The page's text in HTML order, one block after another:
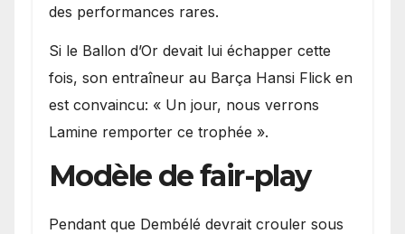
des performances rares.
Si le Ballon d’Or devait lui échapper cette
fois, son entraîneur au Barça Hansi Flick en
est convaincu: « Un jour, nous verrons
Lamine remporter ce trophée ».
Modèle de fair-play
Pendant que Dembélé devrait crouler sous